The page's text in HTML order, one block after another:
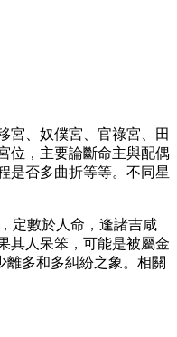
宮、奴僕宮、官祿宮、田
位，主要論斷命主與配偶
是否多曲折等等。不同星
定數於人命，逢諸吉咸
其人呆笨，可能是被屬金
離多和多糾紛之象。相關